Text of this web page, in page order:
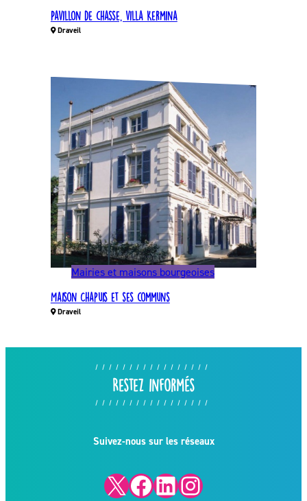
Pavillon de chasse, villa Kermina
Draveil
Mairies et maisons bourgeoises
Maison Chapuis et ses communs
Draveil
Restez informés
Suivez-nous sur les réseaux
X Facebook LinkedIn Instagram